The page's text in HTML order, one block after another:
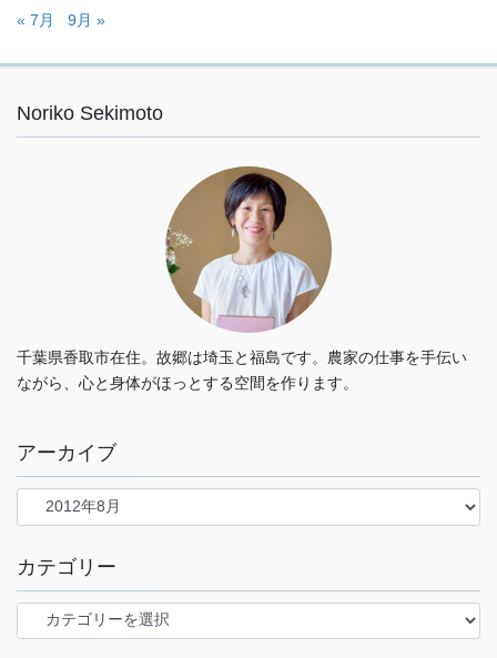
« 7月 9月 »
Noriko Sekimoto
千葉県香取市在住。故郷は埼玉と福島です。農家の仕事を手伝い
ながら、心と身体がほっとする空間を作ります。
アーカイブ
カテゴリー
テ